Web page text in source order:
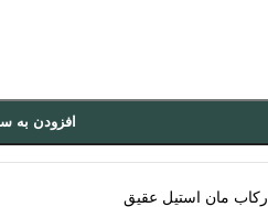
افزودن به
رکاب مان استیل عقیق